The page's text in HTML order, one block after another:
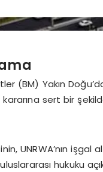
(BM) Yakın
kararına sert bir
UNRWA’nın
hukuku